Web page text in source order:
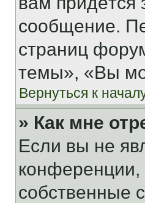
сообщение.
страниц
темы», «Вы
Вернуться к
» Как мне
Если вы не
конференции,
собственные